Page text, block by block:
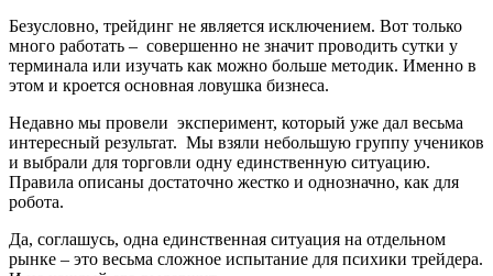
Безусловно, трейдинг не является исключением. Вот только
много работать – совершенно не значит проводить сутки у
терминала или изучать как можно больше методик. Именно в
этом и кроется основная ловушка бизнеса.
Недавно мы провели эксперимент, который уже дал весьма
интересный результат. Мы взяли небольшую группу учеников
и выбрали для торговли одну единственную ситуацию.
Правила описаны достаточно жестко и однозначно, как для
робота.
Да, соглашусь, одна единственная ситуация на отдельном
рынке – это весьма сложное испытание для психики трейдера.